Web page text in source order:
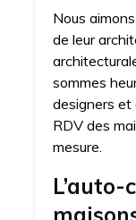
Nous
de leur
sommes
designers et
RDV des
mesure.